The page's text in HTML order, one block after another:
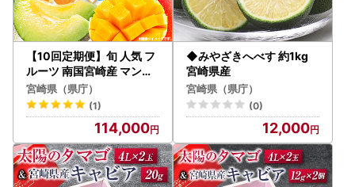
【10回定期便】旬 人気 フ
ルーツ 南国宮崎産 マンゴ
ー 金柑たまたま シャイン
マスカット ピオーネ いち
ご みかん 日向夏 メロン 柑
橘 きんかん ぶどう 果物 詰
め合わせ 宮崎県 九州＜E-
3コース M700＞
宮崎県（県庁）
(1)
114,000
◆みやざきへべす 約1kg
宮崎県産
宮崎県（県庁）
(0)
12,000